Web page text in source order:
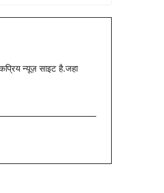
न्यूज़ साइट है.जहा